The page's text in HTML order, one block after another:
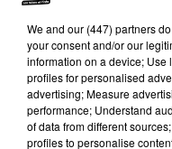
We and our (447) partners
your consent and/or our
information on a device; Use
profiles for personalised
advertising; Measure
performance; Understand
of data from different
profiles to personalise